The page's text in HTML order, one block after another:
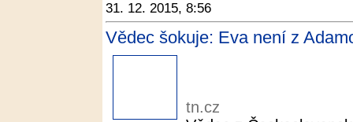
31. 12. 2015, 8:56
Vědec šokuje: Eva není z
tn.cz